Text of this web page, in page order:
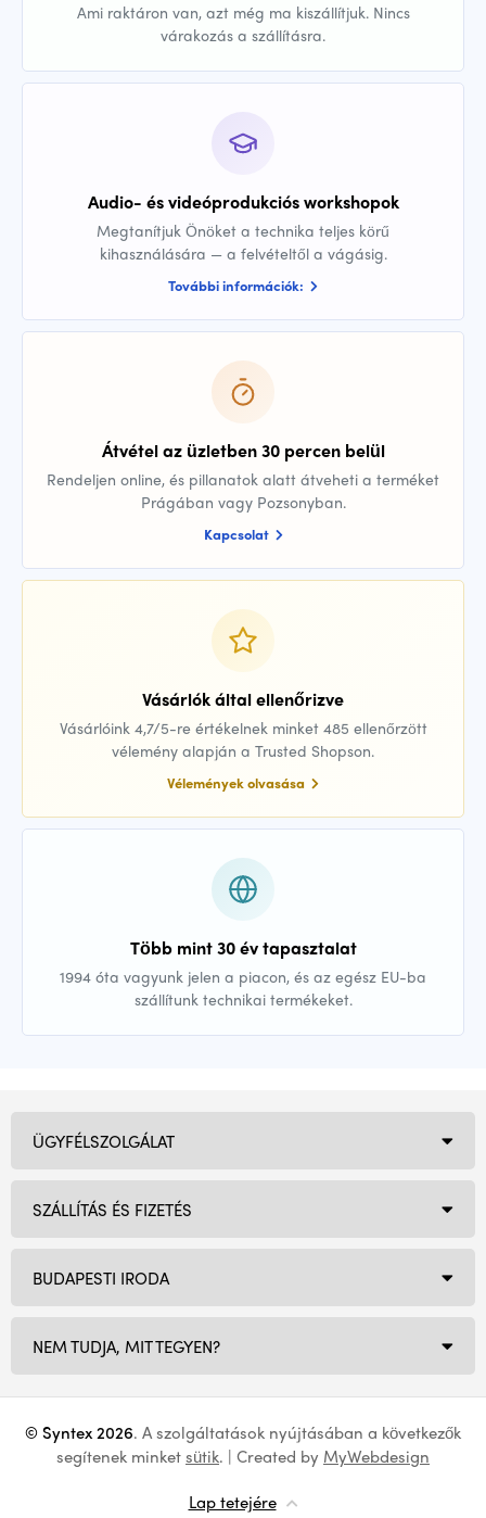
Ami raktáron van, azt még ma kiszállítjuk. Nincs
várakozás a szállításra.
Audio- és videóprodukciós workshopok
Megtanítjuk Önöket a technika teljes körű
kihasználására — a felvételtől a vágásig.
További információk:
Átvétel az üzletben 30 percen belül
Rendeljen online, és pillanatok alatt átveheti a terméket
Prágában vagy Pozsonyban.
Kapcsolat
Vásárlók által ellenőrizve
Vásárlóink 4,7/5-re értékelnek minket 485 ellenőrzött
vélemény alapján a Trusted Shopson.
Vélemények olvasása
Több mint 30 év tapasztalat
1994 óta vagyunk jelen a piacon, és az egész EU-ba
szállítunk technikai termékeket.
BUDAPESTI IRODA
NEM TUDJA, MIT TEGYEN?
ÜGYFÉLSZOLGÁLAT
SZÁLLÍTÁS ÉS FIZETÉS
© Syntex 2026. A szolgáltatások nyújtásában a következők
segítenek minketsütik. | Created by MyWebdesign
Lap tetejére